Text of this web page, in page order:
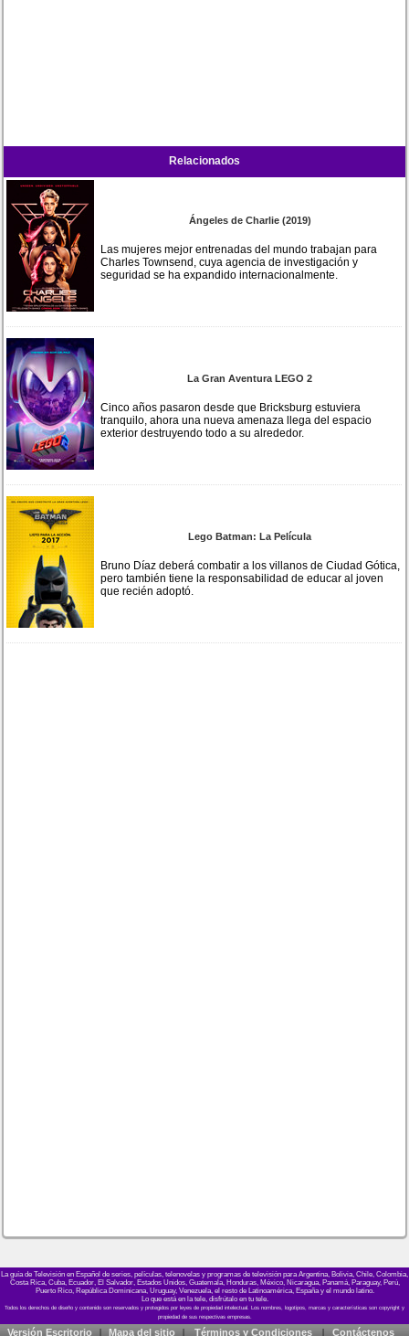
Relacionados
Ángeles de Charlie (2019)
Las mujeres mejor entrenadas del mundo trabajan para
Charles Townsend, cuya agencia de investigación y
seguridad se ha expandido internacionalmente.
La Gran Aventura LEGO 2
Cinco años pasaron desde que Bricksburg estuviera
tranquilo, ahora una nueva amenaza llega del espacio
exterior destruyendo todo a su alrededor.
Lego Batman: La Película
Bruno Díaz deberá combatir a los villanos de Ciudad Gótica,
pero también tiene la responsabilidad de educar al joven
que recién adoptó.
La guía de Televisión en Español de series, películas, telenovelas y programas de televisión para Argentina, Bolivia, Chile, Colombia,
Costa Rica, Cuba, Ecuador, El Salvador, Estados Unidos, Guatemala, Honduras, México, Nicaragua, Panamá, Paraguay, Perú,
Puerto Rico, República Dominicana, Uruguay, Venezuela, el resto de Latinoamérica, España y el mundo latino.
Lo que está en la tele, disfrútalo en tu tele.
Versión Escritorio | Mapa del sitio | Términos y Condiciones | Contáctenos